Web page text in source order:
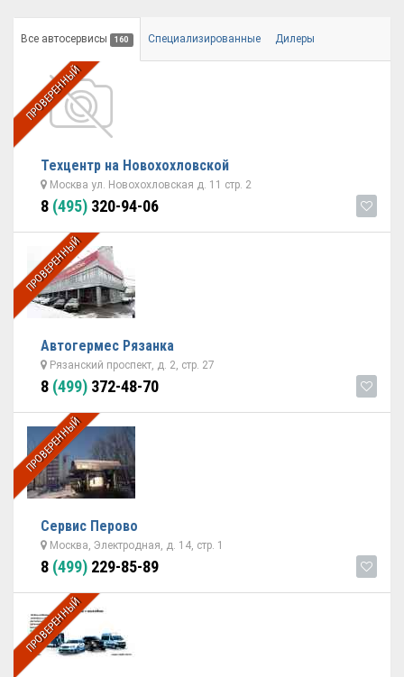
Все автосервисы 160 Специализированные Дилеры
ПРОВЕРЕННЫЙ
Техцентр на Новохохловской
Москва ул. Новохохловская д. 11 стр. 2
8 (495) 320-94-06
ПРОВЕРЕННЫЙ
Автогермес Рязанка
Рязанский проспект, д. 2, стр. 27
8 (499) 372-48-70
ПРОВЕРЕННЫЙ
Сервис Перово
Москва, Электродная, д. 14, стр. 1
8 (499) 229-85-89
ПРОВЕРЕННЫЙ